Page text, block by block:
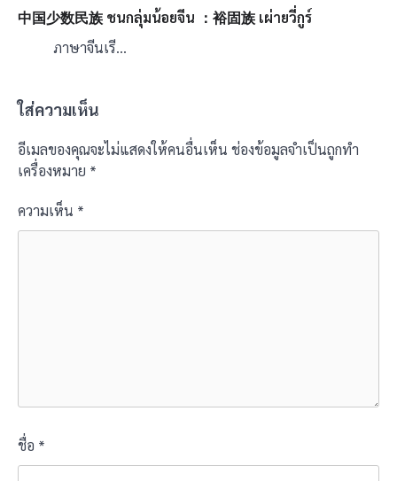
中国少数民族 ชนกลุ่มน้อยจีน ：裕固族 เผ่ายวี่กูร์
ภาษาจีนเรี…
ใส่ความเห็น
อีเมลของคุณจะไม่แสดงให้คนอื่นเห็น ช่องข้อมูลจำเป็นถูกทำ
เครื่องหมาย *
ความเห็น *
ชื่อ *